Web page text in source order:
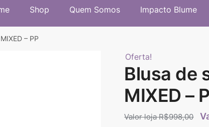
Shop Quem Somos Impacto Blume
– PP
Oferta!
Blusa de
MIXED –
R$998,00